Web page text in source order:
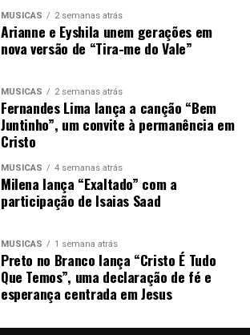
MÚSICAS 2 semanas atrás
Arianne e Eyshila unem gerações em
nova versão de “Tira-me do Vale”
MÚSICAS 2 semanas atrás
Fernandes Lima lança a canção “Bem
Juntinho”, um convite à permanência em
Cristo
MÚSICAS 4 semanas atrás
Milena lança “Exaltado” com a
participação de Isaias Saad
MÚSICAS 1 semana atrás
Preto no Branco lança “Cristo É Tudo
Que Temos”, uma declaração de fé e
esperança centrada em Jesus